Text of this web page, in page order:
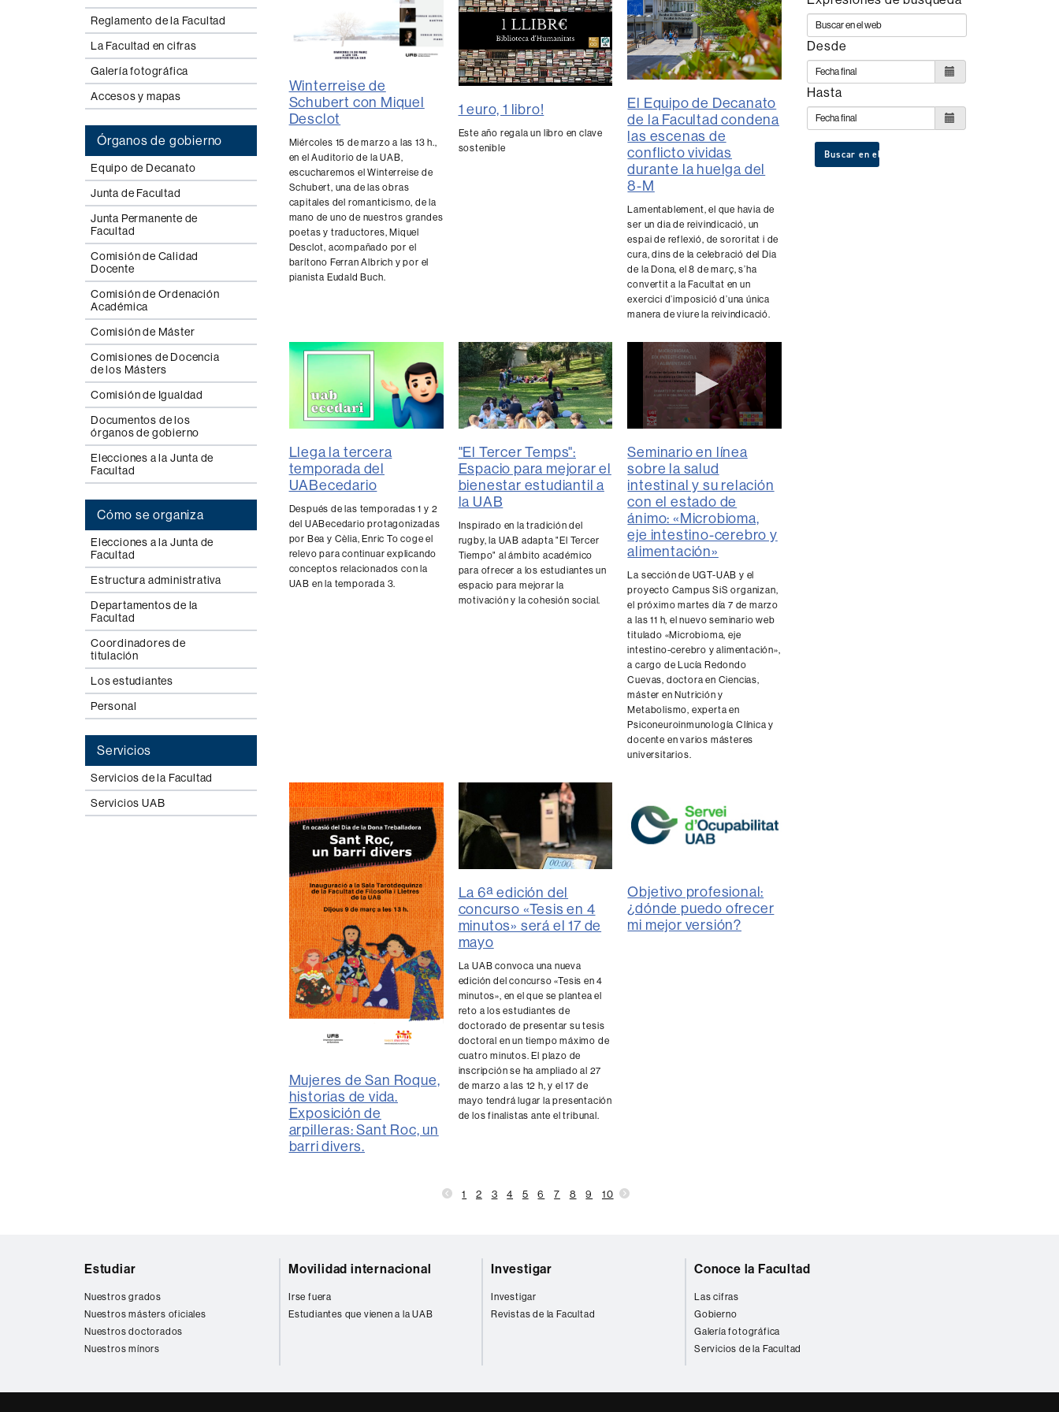
Reglamento de la Facultad
La Facultad en cifras
Galería fotográfica
Accesos y mapas
Órganos de gobierno
Equipo de Decanato
Junta de Facultad
Junta Permanente de
Facultad
Comisión de Calidad
Docente
Comisión de Ordenación
Académica
Comisión de Máster
Comisiones de Docencia
de los Másters
Comisión de Igualdad
Documentos de los
órganos de gobierno
Elecciones a la Junta de
Facultad
Cómo se organiza
Elecciones a la Junta de
Facultad
Estructura administrativa
Departamentos de la
Facultad
Coordinadores de
titulación
Los estudiantes
Personal
Servicios
Servicios de la Facultad
Servicios UAB
Desde
Hasta
Buscar en el web
Winterreise de
Schubert con Miquel
Desclot
Miércoles 15 de marzo a las 13 h.,
en el Auditorio de la UAB,
escucharemos el Winterreise de
Schubert, una de las obras
capitales del romanticismo, de la
mano de uno de nuestros grandes
poetas y traductores, Miquel
Desclot, acompañado por el
barítono Ferran Albrich y por el
pianista Eudald Buch.
1 euro, 1 libro!
Este año regala un libro en clave
sostenible
El Equipo de Decanato
de la Facultad condena
las escenas de
conflicto vividas
durante la huelga del
8-M
Lamentablement, el que havia de
ser un dia de reivindicació, un
espai de reflexió, de sororitat i de
cura, dins de la celebració del Dia
de la Dona, el 8 de març, s’ha
convertit a la Facultat en un
exercici d’imposició d’una única
manera de viure la reivindicació.
Llega la tercera
temporada del
UABecedario
Después de las temporadas 1 y 2
del UABecedario protagonizadas
por Bea y Cèlia, Enric To coge el
relevo para continuar explicando
conceptos relacionados con la
UAB en la temporada 3.
"El Tercer Temps":
Espacio para mejorar el
bienestar estudiantil a
la UAB
Inspirado en la tradición del
rugby, la UAB adapta "El Tercer
Tiempo" al ámbito académico
para ofrecer a los estudiantes un
espacio para mejorar la
motivación y la cohesión social.
seconds
of
0
secondsVolume
90%
Seminario en línea
sobre la salud
intestinal y su relación
con el estado de
ánimo: «Microbioma,
eje intestino-cerebro y
alimentación»
La sección de UGT-UAB y el
proyecto Campus SiS organizan,
el próximo martes día 7 de marzo
a las 11 h, el nuevo seminario web
titulado «Microbioma, eje
intestino-cerebro y alimentación»,
a cargo de Lucía Redondo
Cuevas, doctora en Ciencias,
máster en Nutrición y
Metabolismo, experta en
Psiconeuroinmunología Clínica y
docente en varios másteres
universitarios.
Mujeres de San Roque,
historias de vida.
Exposición de
arpilleras: Sant Roc, un
barri divers.
La 6ª edición del
concurso «Tesis en 4
minutos» será el 17 de
mayo
La UAB convoca una nueva
edición del concurso «Tesis en 4
minutos», en el que se plantea el
reto a los estudiantes de
doctorado de presentar su tesis
doctoral en un tiempo máximo de
cuatro minutos. El plazo de
inscripción se ha ampliado al 27
de marzo a las 12 h, y el 17 de
mayo tendrá lugar la presentación
de los finalistas ante el tribunal.
Objetivo profesional:
¿dónde puedo ofrecer
mi mejor versión?
1 2 3 4 5 6 7 8 9 10
Estudiar
Nuestros grados
Nuestros másters oficiales
Nuestros doctorados
Nuestros mínors
Movilidad internacional
Irse fuera
Estudiantes que vienen a la UAB
Investigar
Investigar
Revistas de la Facultad
Conoce la Facultad
Las cifras
Gobierno
Galería fotográfica
Servicios de la Facultad